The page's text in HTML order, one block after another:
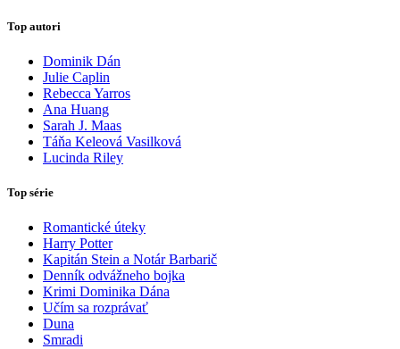
Top autori
Dominik Dán
Julie Caplin
Rebecca Yarros
Ana Huang
Sarah J. Maas
Táňa Keleová Vasilková
Lucinda Riley
Top série
Romantické úteky
Harry Potter
Kapitán Stein a Notár Barbarič
Denník odvážneho bojka
Krimi Dominika Dána
Učím sa rozprávať
Duna
Smradi